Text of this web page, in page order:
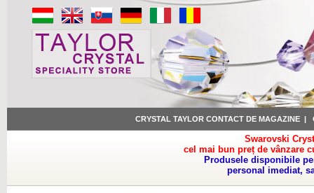
CRYSTAL TAYLOR CONTACT DE MAGAZINE |
Swarovski
cel mai bun preț de vânzare
Produsele disponibile
personal imediat,